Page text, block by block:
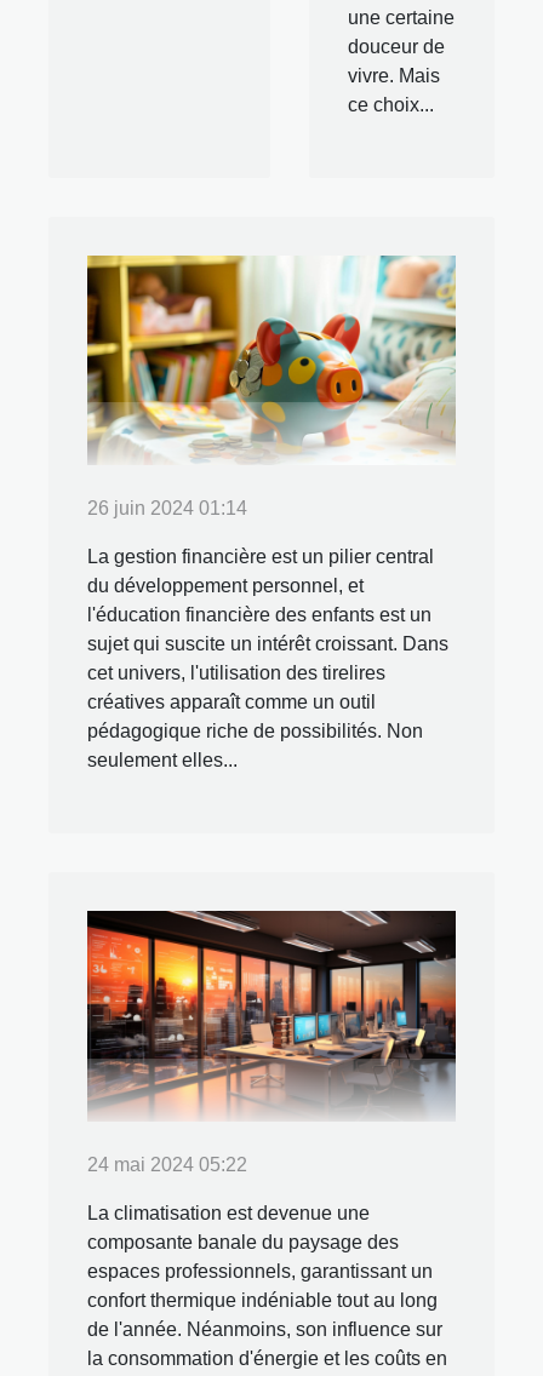
une certaine
douceur de
vivre. Mais
ce choix...
26 juin 2024 01:14
La gestion financière est un pilier central
du développement personnel, et
l'éducation financière des enfants est un
sujet qui suscite un intérêt croissant. Dans
cet univers, l'utilisation des tirelires
créatives apparaît comme un outil
pédagogique riche de possibilités. Non
seulement elles...
24 mai 2024 05:22
La climatisation est devenue une
composante banale du paysage des
espaces professionnels, garantissant un
confort thermique indéniable tout au long
de l'année. Néanmoins, son influence sur
la consommation d'énergie et les coûts en